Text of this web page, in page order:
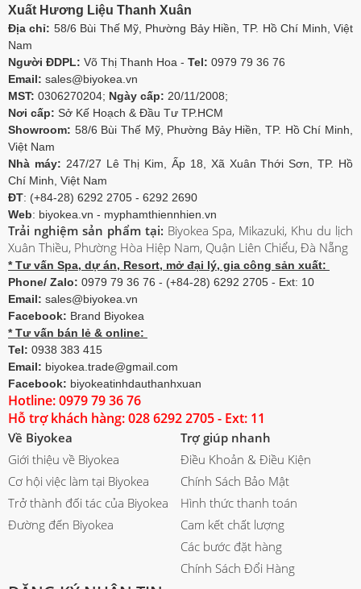
Xuất Hương Liệu Thanh Xuân
Địa chỉ: 58/6 Bùi Thế Mỹ, Phường Bảy Hiền, TP. Hồ Chí Minh, Việt
Nam
Người ĐDPL: Võ Thị Thanh Hoa - Tel: 0979 79 36 76
Email: sales@biyokea.vn
MST: 0306270204; Ngày cấp: 20/11/2008;
Nơi cấp: Sở Kế Hoạch & Đầu Tư TP.HCM
Showroom: 58/6 Bùi Thế Mỹ, Phường Bảy Hiền, TP. Hồ Chí Minh,
Việt Nam
Nhà máy: 247/27 Lê Thị Kim, Ấp 18, Xã Xuân Thới Sơn, TP. Hồ
Chí Minh, Việt Nam
ĐT: (+84-28) 6292 2705 - 6292 2690
Web: biyokea.vn - myphamthiennhien.vn
Trải nghiệm sản phẩm tại: Biyokea Spa, Mikazuki, Khu du lịch
Xuân Thiều, Phường Hòa Hiệp Nam, Quận Liên Chiểu, Đà Nẵng
* Tư vấn Spa, dự án, Resort, mở đại lý, gia công sản xuất:
Phone/ Zalo: 0979 79 36 76 - (+84-28) 6292 2705 - Ext: 10
Email: sales@biyokea.vn
Facebook: Brand Biyokea
* Tư vấn bán lẻ & online:
Tel: 0938 383 415
Email: biyokea.trade@gmail.com
Facebook: biyokeatinhdauthanhxuan
Hotline: 0979 79 36 76
Hỗ trợ khách hàng: 028 6292 2705 - Ext: 11
Về Biyokea
Giới thiệu về Biyokea
Cơ hội việc làm tại Biyokea
Trở thành đối tác của Biyokea
Đường đến Biyokea
Trợ giúp nhanh
Điều Khoản & Điều Kiện
Chính Sách Bảo Mật
Hình thức thanh toán
Cam kết chất lượng
Các bước đặt hàng
Chính Sách Đổi Hàng